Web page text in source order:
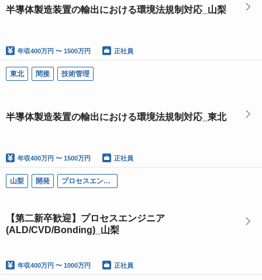
半導体製造装置の輸出における環境法規制対応_山梨
年収400万円 〜 1500万円 正社員
東北 間接 技術管理
半導体製造装置の輸出における環境法規制対応_東北
年収400万円 〜 1500万円 正社員
山梨 開発 プロセスエンジニア
【第二新卒歓迎】プロセスエンジニア
(ALD/CVD/Bonding)_山梨
年収400万円 〜 1000万円 正社員